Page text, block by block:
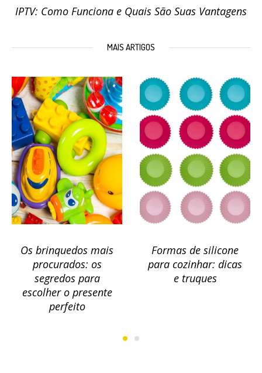
IPTV: Como Funciona e Quais São Suas Vantagens
MAIS ARTIGOS
Os brinquedos mais
procurados: os
segredos para
escolher o presente
perfeito
Formas de silicone
para cozinhar: dicas
e truques